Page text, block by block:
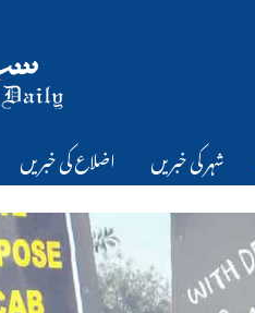
شہر کی خبریں اضلاع کی خبریں